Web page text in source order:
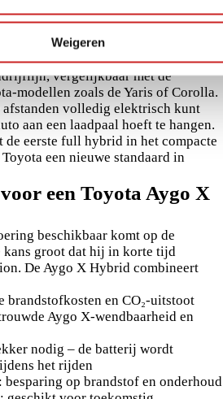
Weigeren
nog niet bekend zijn gemaakt
dat de Aygo X Hybrid in
De auto wordt uitgerust met een
vergelijkbaar met de
modellen zoals de Yaris of Corolla.
volledig elektrisch kunt
aan een laadpaal hoeft te hangen.
de eerste full hybrid in het compacte
een nieuwe standaard in
een Toyota Aygo X
beschikbaar komt op de
kans groot dat hij in korte tijd
De Aygo X Hybrid combineert
brandstofkosten en CO₂-uitstoot
Aygo X-wendbaarheid en
nodig – de batterij wordt
het rijden
op brandstof en onderhoud